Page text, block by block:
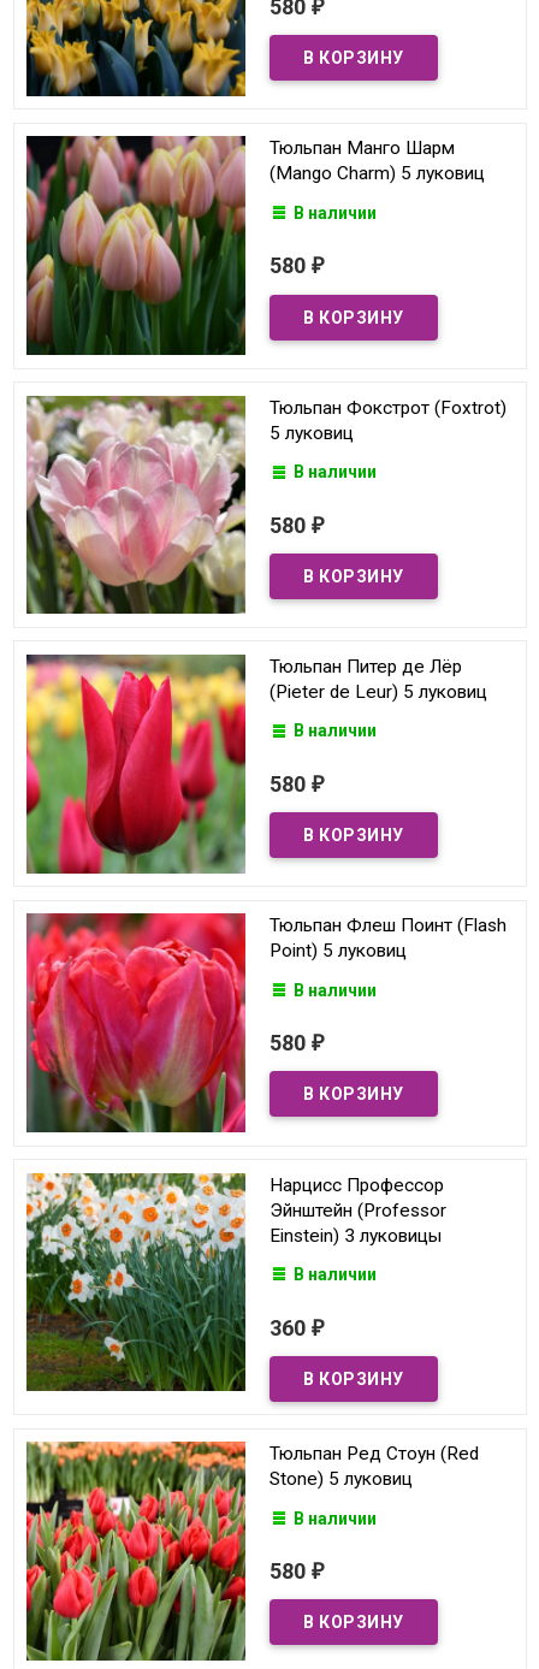
580 ₽
Тюльпан Манго Шарм
(Mango Charm) 5 луковиц
В наличии
580 ₽
Тюльпан Фокстрот (Foxtrot)
5 луковиц
В наличии
580 ₽
Тюльпан Питер де Лёр
(Pieter de Leur) 5 луковиц
В наличии
580 ₽
Тюльпан Флеш Поинт (Flash
Point) 5 луковиц
В наличии
580 ₽
Нарцисс Профессор
Эйнштейн (Professor
Einstein) 3 луковицы
В наличии
360 ₽
Тюльпан Ред Стоун (Red
Stone) 5 луковиц
В наличии
580 ₽